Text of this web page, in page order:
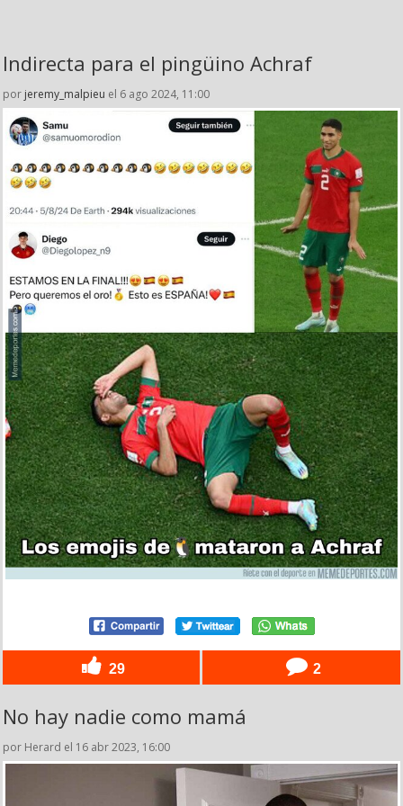
Indirecta para el pingüino Achraf
por jeremy_malpieu el 6 ago 2024, 11:00
29 2
No hay nadie como mamá
por Herard el 16 abr 2023, 16:00